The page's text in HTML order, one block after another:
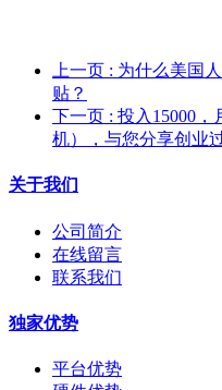
上一页 : 为什么美国
贴？
下一页 : 投入15000，
机），与您分享创业
关于我们
公司简介
在线留言
联系我们
独家优势
平台优势